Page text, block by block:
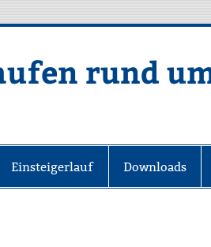
rund
Einsteigerlauf Downloads